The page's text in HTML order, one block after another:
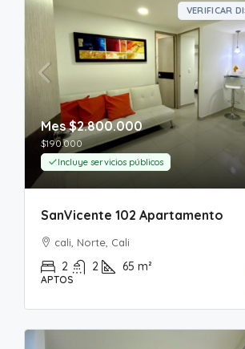
VERIFICAR
Mes$2.800.000
$190.000
Incluye servicios públicos
SanVicente 102 Apartamento
cali, Norte, Cali
2 2 65 m²
APTOS